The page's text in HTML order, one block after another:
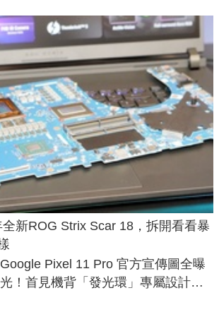
新ROG Strix Scar 18，拆開看看暴
Google Pixel 11 Pro 官方宣傳圖全曝
光！首見機背「發光環」專屬設計、